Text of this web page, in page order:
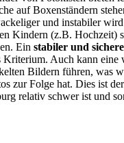
auf Boxenständern
und instabiler
Kindern (z.B. Hochzeit)
Ein stabiler und
Kriterium. Auch kann eine
Bildern führen, was
zur Folge hat. Dies ist
relativ schwer ist und